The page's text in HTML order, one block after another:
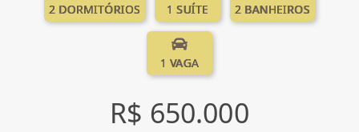
2 DORMITÓRIOS 1 SUÍTE 2 BANHEIROS
1 VAGA
R$ 650.000